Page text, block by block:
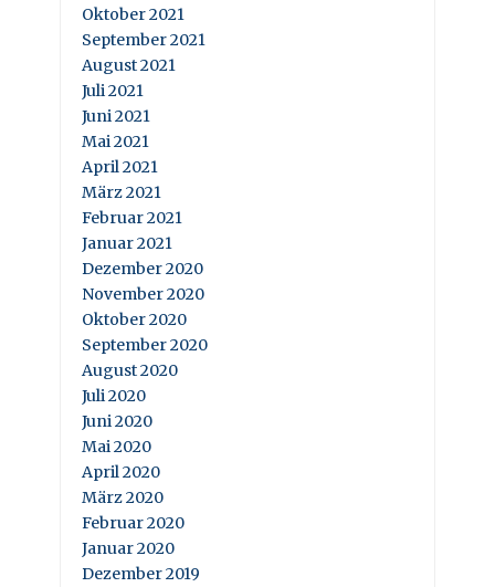
Oktober 2021
September 2021
August 2021
Juli 2021
Juni 2021
Mai 2021
April 2021
März 2021
Februar 2021
Januar 2021
Dezember 2020
November 2020
Oktober 2020
September 2020
August 2020
Juli 2020
Juni 2020
Mai 2020
April 2020
März 2020
Februar 2020
Januar 2020
Dezember 2019